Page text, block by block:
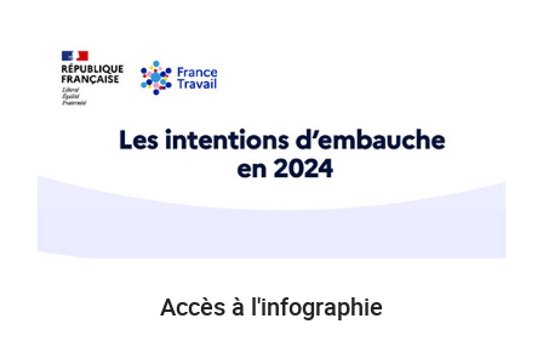
Accès à l'infographie